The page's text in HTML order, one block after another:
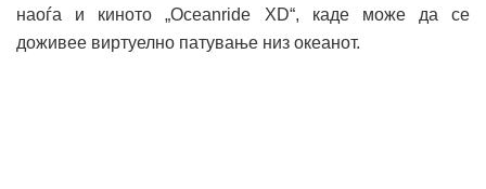
наоѓа и киното „Oceanride XD“, каде може да се
доживее виртуелно патување низ океанот.